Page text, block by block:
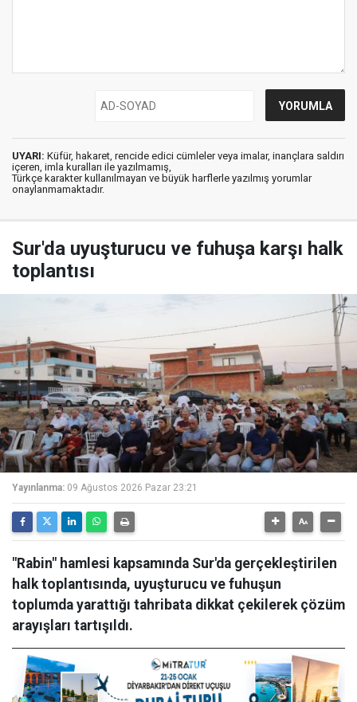
UYARI: Küfür, hakaret, rencide edici cümleler veya imalar, inançlara saldırı
içeren, imla kuralları ile yazılmamış,
Türkçe karakter kullanılmayan ve büyük harflerle yazılmış yorumlar
onaylanmamaktadır.
Sur'da uyuşturucu ve fuhuşa karşı halk
toplantısı
Yayınlanma: 09 Ağustos 2026 Pazar 23:21
"Rabin" hamlesi kapsamında Sur'da gerçekleştirilen
halk toplantısında, uyuşturucu ve fuhuşun
toplumda yarattığı tahribata dikkat çekilerek çözüm
arayışları tartışıldı.